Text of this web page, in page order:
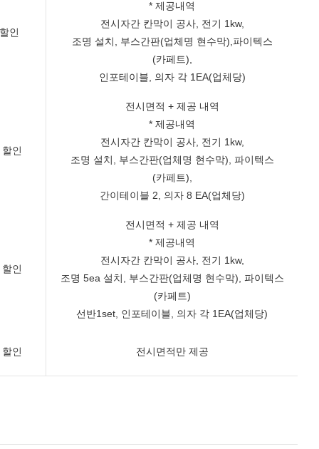
인
* 제공내역
전시자간 칸막이 공사, 전기 1kw,
조명 설치, 부스간판(업체명 현수막),파이텍스
(카페트),
인포테이블, 의자 각 1EA(업체당)
인
전시면적 + 제공 내역
* 제공내역
전시자간 칸막이 공사, 전기 1kw,
조명 설치, 부스간판(업체명 현수막), 파이텍스
(카페트),
간이테이블 2, 의자 8 EA(업체당)
인
전시면적 + 제공 내역
* 제공내역
전시자간 칸막이 공사, 전기 1kw,
조명 5ea 설치, 부스간판(업체명 현수막), 파이텍스
(카페트)
선반1set, 인포테이블, 의자 각 1EA(업체당)
인 전시면적만 제공